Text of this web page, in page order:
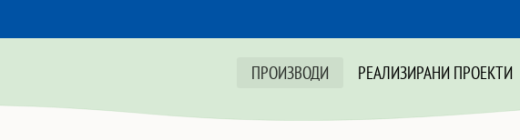
ПРОИЗВОДИ
РЕАЛИЗИРАНИ ПРОЕКТИ